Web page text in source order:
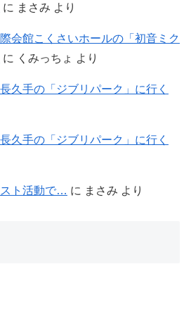
に まさみ より
会館こくさいホールの「初音ミク
に くみっちょ より
久手の「ジブリパーク」に行く
久手の「ジブリパーク」に行く
ト活動で… に まさみ より